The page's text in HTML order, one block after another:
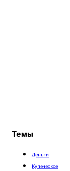
Темы
Деньги
Купеческое